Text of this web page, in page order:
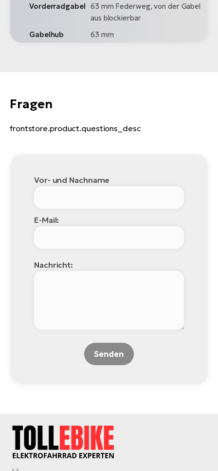
Vorderradgabel 63 mm Federweg, von der Gabel
aus blockierbar
Gabelhub
63 mm
Fragen
frontstore.product.questions_desc
Vor- und Nachname
E-Mail:
Nachricht:
Senden